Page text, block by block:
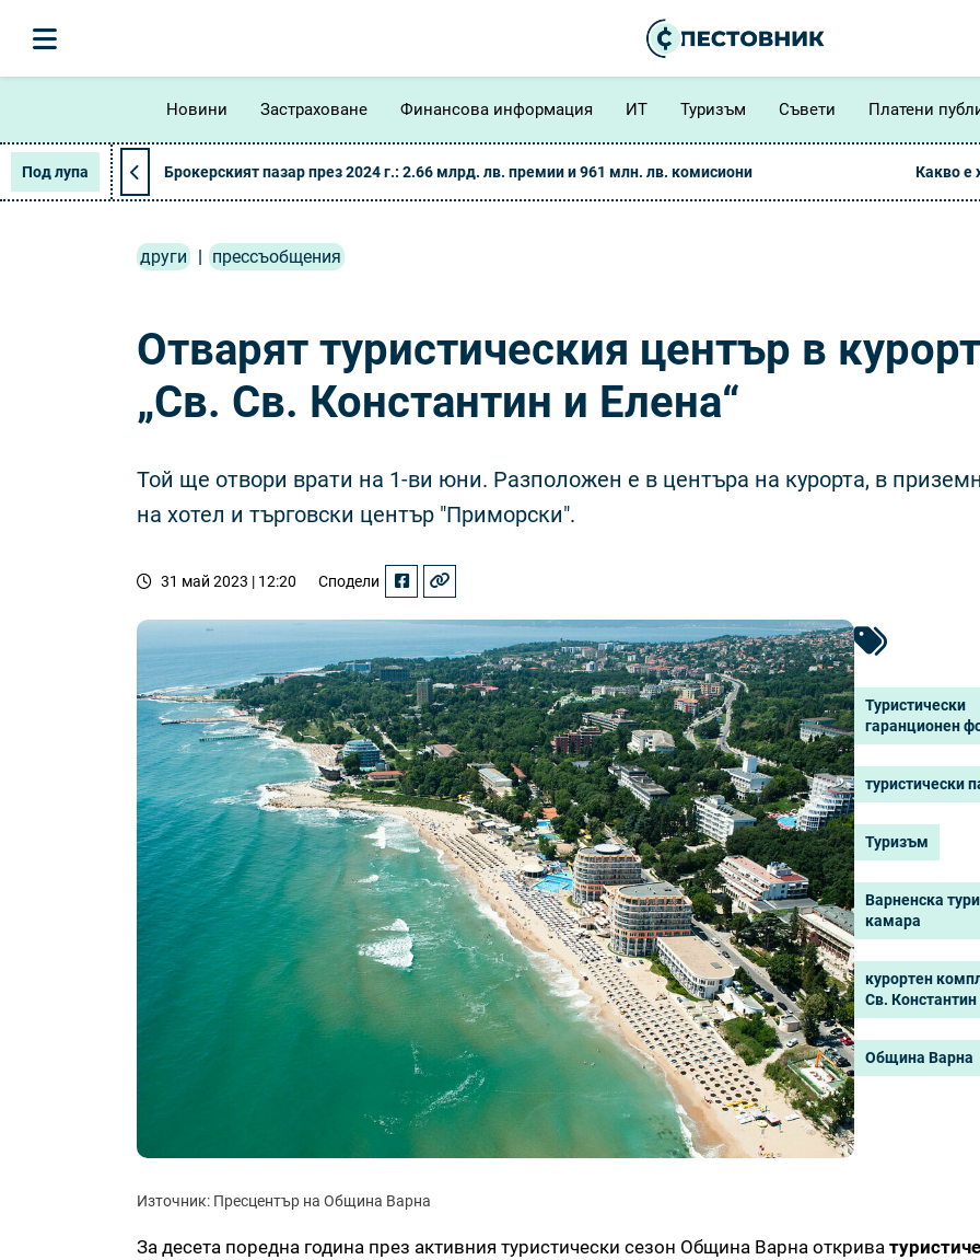
Новини Застраховане Финансова информация ИТ Туризъм Съвети Платени
Под лупа Брокерският пазар през 2024 г.: 2.66 млрд. лв. премии и 961 млн. лв. комисиони Какво е
други | прессъобщения
Отварят туристическия център в
„Св. Св. Константин и Елена“
Той ще отвори врати на 1-ви юни. Разположен е в центъра на курорта, в
на хотел и търговски център "Приморски".
31 май 2023 | 12:20 Сподели
Туристически
гаранционен
туристически
Туризъм
Варненска
камара
курортен
Св. Константин
Община Варна
Източник: Пресцентър на Община Варна
За десета поредна година през активния туристически сезон Община Варна открива